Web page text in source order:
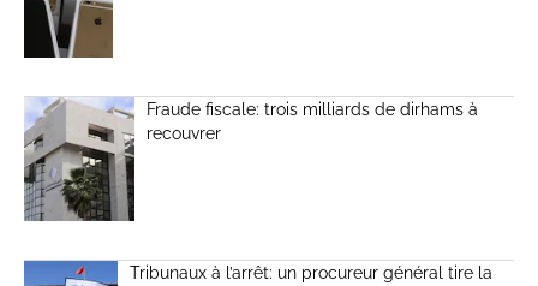
Fraude fiscale: trois milliards de dirhams à
recouvrer
Tribunaux à l’arrêt: un procureur général tire la